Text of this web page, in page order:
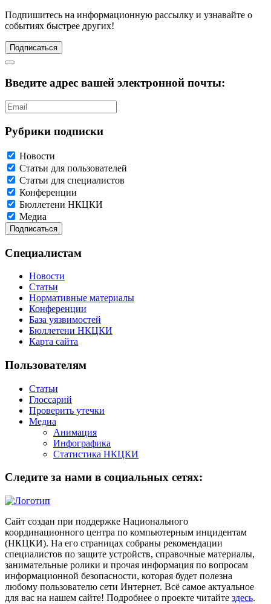
Подпишитесь на информационную рассылку и узнавайте о
событиях быстрее других!
Подписаться
Введите адрес вашей электронной почты:
Рубрики подписки
Новости
Статьи для пользователей
Статьи для специалистов
Конференции
Бюллетени НКЦКИ
Медиа
Специалистам
Новости
Статьи
Нормативные материалы
Конференции
База уязвимостей
Бюллетени НКЦКИ
Карта сайта
Пользователям
Статьи
Глоссарий
Проверить утечки
Медиа
Анимация
Инфографика
Статистика НКЦКИ
Следите за нами в социальных сетях:
Сайт создан при поддержке Национального
координационного центра по компьютерным инцидентам
(НКЦКИ). На его страницах собраны рекомендации
специалистов по защите устройств, справочные материалы,
занимательные ролики и прочая информация по вопросам
информационной безопасности, которая будет полезна
любому пользователю сети Интернет. Всё самое актуальное
для вас на нашем сайте! Подробнее о проекте читайте здесь.